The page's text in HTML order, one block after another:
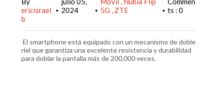
ericisrael
b
• 2024
• 5G
ZTE • ts : 0
El smartphone está equipado con un mecanismo de doble
riel que garantiza una excelente resistencia y durabilidad
para doblar la pantalla más de 200,000 veces.